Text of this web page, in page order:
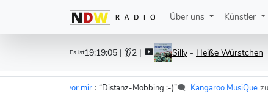
Über uns Künstler
Es ist19:19:05 | 👂2 | Silly - Heiße Würstchen
- Im Wagen vor mir : “Distanz-Mobbing :-)”🗨️ Kangaroo MusiQue zu